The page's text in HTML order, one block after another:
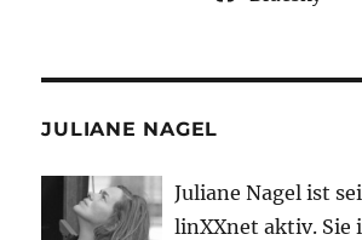
JULIANE NAGEL
Juliane Nagel ist
linXXnet aktiv. Sie